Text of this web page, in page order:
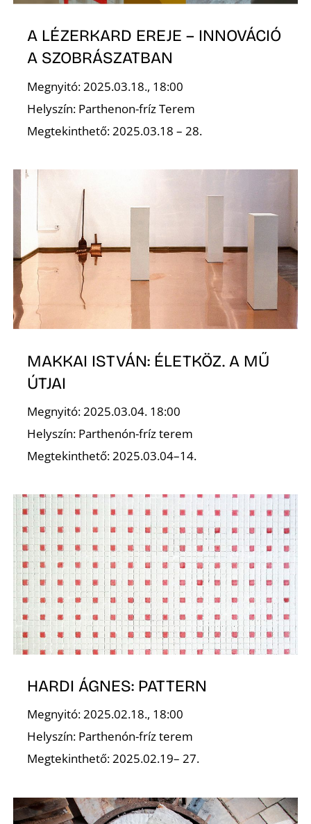
A LÉZERKARD EREJE – INNOVÁCIÓ
A SZOBRÁSZATBAN
Megnyitó: 2025.03.18., 18:00
Helyszín: Parthenon-fríz Terem
Megtekinthető: 2025.03.18 – 28.
MAKKAI ISTVÁN: ÉLETKÖZ. A MŰ
ÚTJAI
Megnyitó: 2025.03.04. 18:00
Helyszín: Parthenón-fríz terem
Megtekinthető: 2025.03.04–14.
HARDI ÁGNES: PATTERN
Megnyitó: 2025.02.18., 18:00
Helyszín: Parthenón-fríz terem
Megtekinthető: 2025.02.19– 27.